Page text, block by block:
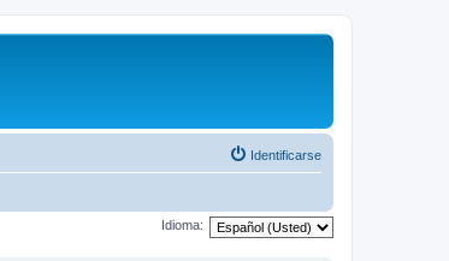
Identificarse
Idioma: